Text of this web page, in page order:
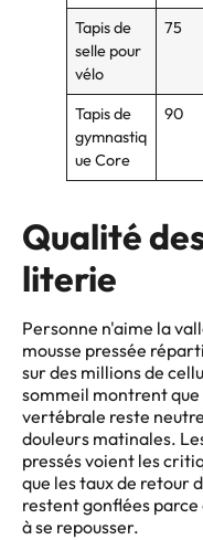
Tapis de
selle pour
vélo
75
Tapis de
gymnastiq
ue Core
90
Qualité
literie
Personne n'aime la
mousse pressée
sur des millions de
sommeil montrent
vertébrale reste
douleurs matinales.
pressés voient les
que les taux de retour
restent gonflées
à se repousser.